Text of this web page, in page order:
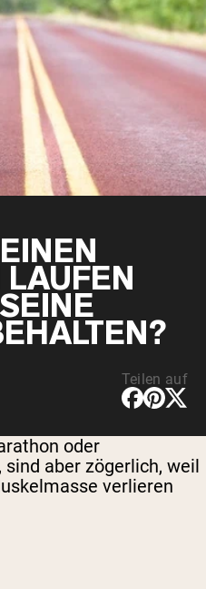
Teilen auf
oder
aber zögerlich, weil
verlieren